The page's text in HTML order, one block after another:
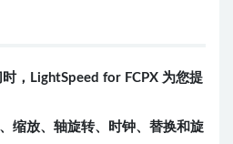
，LightSpeed for FCPX 为您提
缩放、轴旋转、时钟、替换和旋